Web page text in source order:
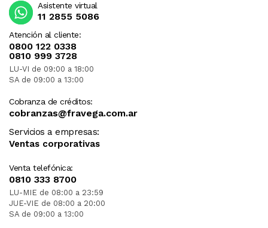
Atención al cliente:
0800 122 0338
0810 999 3728
LU-VI de 09:00 a 18:00
SA de 09:00 a 13:00
Cobranza de créditos:
cobranzas@fravega.com.ar
Servicios a empresas:
Ventas corporativas
Venta telefónica:
0810 333 8700
LU-MIE de 08:00 a 23:59
JUE-VIE de 08:00 a 20:00
SA de 09:00 a 13:00
Asistente virtual
11 2855 5086